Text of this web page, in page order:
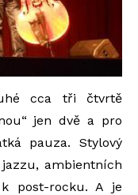
cca tři čtvrtě
jen dvě a pro
pauza. Stylový
ambientních
post-rocku. A je